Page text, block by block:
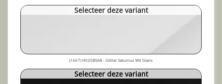
Selecteer deze variant
(1667) HX20BSAB - Glitter Saturnus Wit Glans
Selecteer deze variant